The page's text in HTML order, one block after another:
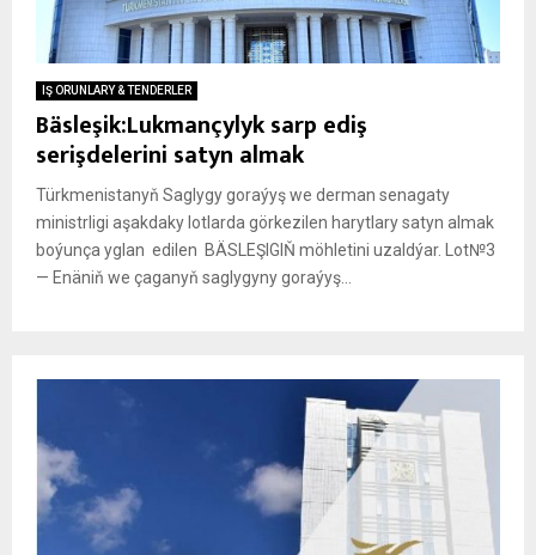
IŞ ORUNLARY & TENDERLER
Bäsleşik:Lukmançylyk sarp ediş
serişdelerini satyn almak
Türkmenistanyň Saglygy goraýyş we derman senagaty
ministrligi aşakdaky lotlarda görkezilen harytlary satyn almak
boýunça yglan edilen BÄSLEŞIGIŇ möhletini uzaldýar. Lot№3
— Enäniň we çaganyň saglygyny goraýyş...